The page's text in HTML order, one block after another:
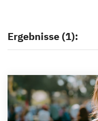
Ergebnisse (1):